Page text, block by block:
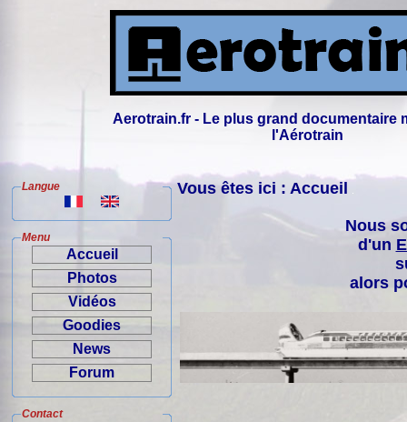
Aerotrain.fr - Le plus grand documentaire
l'Aérotrain
Langue
Menu
Accueil
Photos
Vidéos
Goodies
News
Forum
Contact
Vous êtes ici : Accueil
Nous
d'un
alors